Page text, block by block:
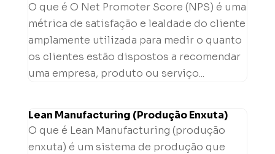
O que é O Net Promoter Score (NPS) é uma
métrica de satisfação e lealdade do cliente
amplamente utilizada para medir o quanto
os clientes estão dispostos a recomendar
uma empresa, produto ou serviço...
Lean Manufacturing (Produção Enxuta)
O que é Lean Manufacturing (produção
enxuta) é um sistema de produção que